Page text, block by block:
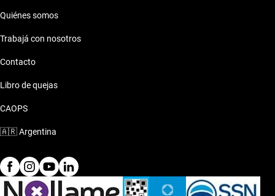
Quiénes somos
Trabajá con nosotros
Contacto
Libro de quejas
CAOPS
🇦🇷Argentina